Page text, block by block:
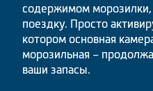
содержимом морозилки,
поездку. Просто
котором основная
морозильная –
ваши запасы.